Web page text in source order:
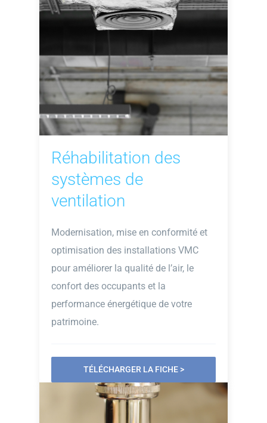
Réhabilitation des
systèmes de
ventilation
Modernisation, mise en conformité et
optimisation des installations VMC
pour améliorer la qualité de l’air, le
confort des occupants et la
performance énergétique de votre
patrimoine.
TÉLÉCHARGER LA FICHE >